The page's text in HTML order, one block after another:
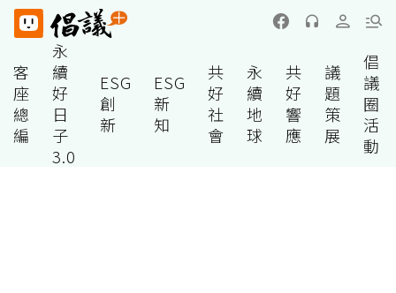
客
座
總
編
永
續
好
日
子
3.0
ESG
創
新
ESG
新
知
共
好
社
會
永
續
地
球
共
好
響
應
議
題
策
展
倡
議
圈
活
動